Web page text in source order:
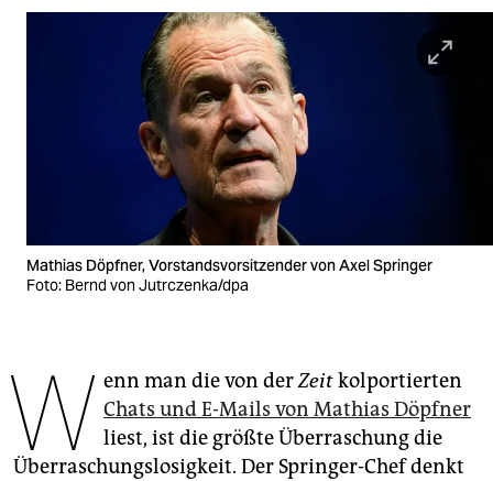
nord
shop
fragen & hilfe
abo
genossenschaft
epaper login
Mathias Döpfner, Vorstandsvorsitzender von Axel Springer
Foto: Bernd von Jutrczenka/dpa
W enn man die von derZeitkolportierten
Chats und E-Mails von ­Mathias Döpfner
liest, ist die größte Überraschung die
Überraschungslosigkeit. Der Springer-Chef denkt